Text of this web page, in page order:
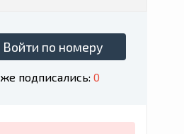
Войти по номеру
подписались: 0